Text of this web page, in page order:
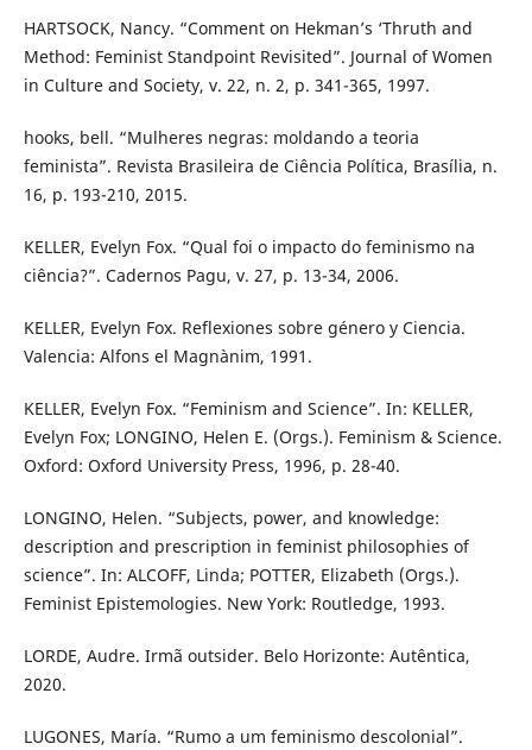
HARTSOCK, Nancy. “Comment on Hekman’s ‘Thruth and
Method: Feminist Standpoint Revisited”. Journal of Women
in Culture and Society, v. 22, n. 2, p. 341-365, 1997.
hooks, bell. “Mulheres negras: moldando a teoria
feminista”. Revista Brasileira de Ciência Política, Brasília, n.
16, p. 193-210, 2015.
KELLER, Evelyn Fox. “Qual foi o impacto do feminismo na
ciência?”. Cadernos Pagu, v. 27, p. 13-34, 2006.
KELLER, Evelyn Fox. Reflexiones sobre género y Ciencia.
Valencia: Alfons el Magnànim, 1991.
KELLER, Evelyn Fox. “Feminism and Science”. In: KELLER,
Evelyn Fox; LONGINO, Helen E. (Orgs.). Feminism & Science.
Oxford: Oxford University Press, 1996, p. 28-40.
LONGINO, Helen. “Subjects, power, and knowledge:
description and prescription in feminist philosophies of
science”. In: ALCOFF, Linda; POTTER, Elizabeth (Orgs.).
Feminist Epistemologies. New York: Routledge, 1993.
LORDE, Audre. Irmã outsider. Belo Horizonte: Autêntica,
2020.
LUGONES, María. “Rumo a um feminismo descolonial”.